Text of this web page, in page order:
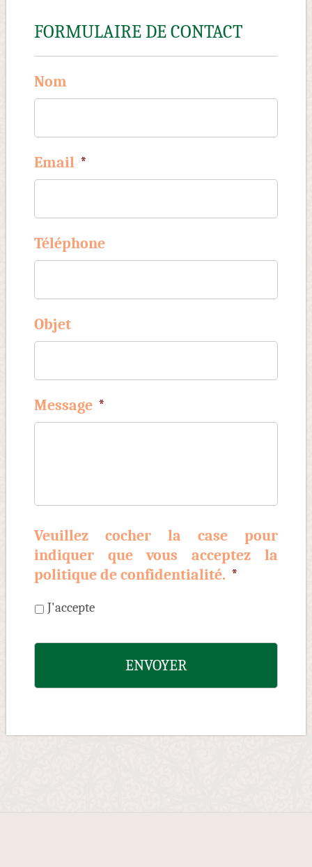
FORMULAIRE DE CONTACT
Nom
Email *
Téléphone
Objet
Message *
Veuillez cocher la case pour
indiquer que vous acceptez la
politique de confidentialité. *
J'accepte